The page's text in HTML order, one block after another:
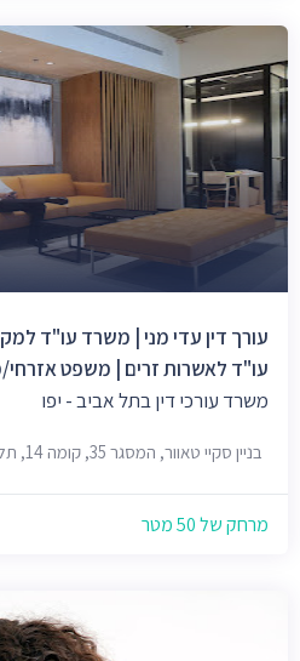
עורך דין עדי מני | משרד עו"ד
עו"ד לאשרות זרים | משפט אזרחי/
משרד עורכי דין בתל אביב - יפו
בניין סקיי טאוור, המסגר 35, קומה 14, תל אביב-יפו, 6511704
מרחק של 50 מטר